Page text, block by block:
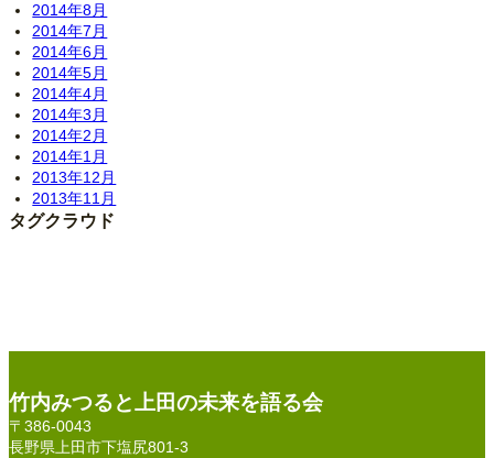
2014年8月
2014年7月
2014年6月
2014年5月
2014年4月
2014年3月
2014年2月
2014年1月
2013年12月
2013年11月
タグクラウド
竹内みつると上田の未来を語る会
〒386-0043
長野県上田市下塩尻801-3